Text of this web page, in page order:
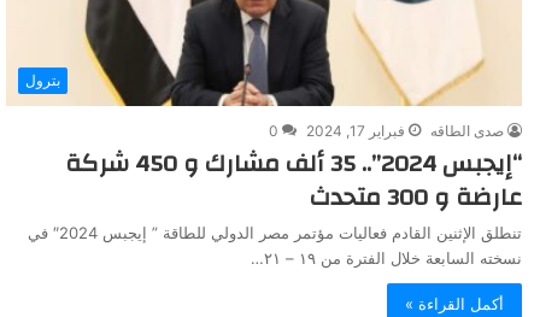
بترول
صدى الطاقه فبراير 17, 2024 0
“إيجبس 2024”.. 35 ألف مشارك و 450 شركة
عارضة و 300 متحدث
تنطلق الإثنين القادم فعاليات مؤتمر مصر الدولي للطاقة ” إيجبس 2024″ في
نسخته السابعة خلال الفترة من ١٩ – ٢١…
أكمل القراءة »